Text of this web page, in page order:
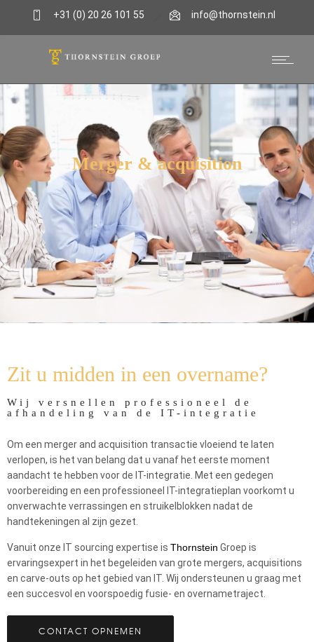
+31 (0) 20 26 101 55 info@thornstein.nl
Merger & acquisition
Zit u midden in een overname?
Wij versnellen professioneel de
afhandeling van de IT-integratie
Om een merger and acquisition transactie vloeiend te laten
verlopen, is het van belang dat u vanaf het eerste moment
aandacht te hebben voor de IT-integratie. Met een gedegen
voorbereiding en een professioneel IT-integratieplan voorkomt u
onverwachte verrassingen en struikelblokken nadat de
handtekeningen al zijn gezet.
Vanuit onze IT sourcing expertise is Thornstein Groep is
ervaringsexpert in het begeleiden van grote mergers, acquisitions
en carve-outs op het gebied van IT. Wij ondersteunen u graag met
een succesvol en voorspoedig fusie- en overnametraject.
CONTACT OPNEMEN